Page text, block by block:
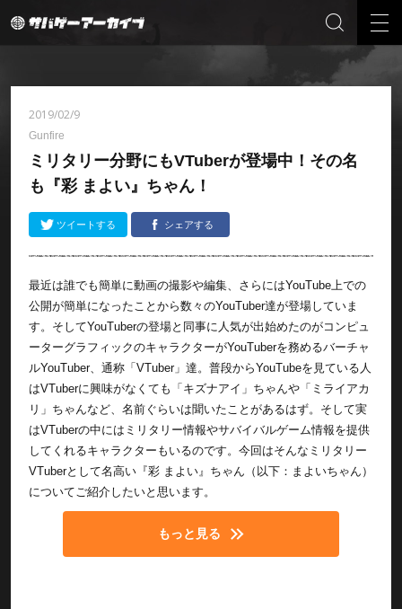
2019/02/9
Gunfire
ミリタリー分野にもVTuberが登場中！その名
も『彩 まよい』ちゃん！
ツイートする シェアする
最近は誰でも簡単に動画の撮影や編集、さらにはYouTube上での
公開が簡単になったことから数々のYouTuber達が登場していま
す。そしてYouTuberの登場と同事に人気が出始めたのがコンピュ
ーターグラフィックのキャラクターがYouTuberを務めるバーチャ
ルYouTuber、通称「VTuber」達。普段からYouTubeを見ている人
はVTuberに興味がなくても「キズナアイ」ちゃんや「ミライアカ
リ」ちゃんなど、名前ぐらいは聞いたことがあるはず。そして実
はVTuberの中にはミリタリー情報やサバイバルゲーム情報を提供
してくれるキャラクターもいるのです。今回はそんなミリタリー
VTuberとして名高い『彩 まよい』ちゃん（以下：まよいちゃん）
についてご紹介したいと思います。
もっと見る